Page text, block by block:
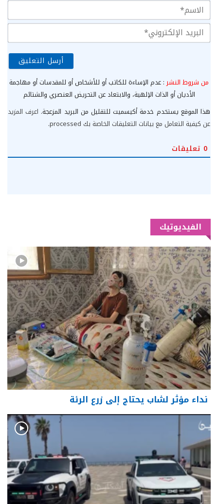
من شروط النشر : عدم الإساءة للكاتب أو للأشخاص أو للمقدسات أو مهاجمة
الأديان أو الذات الإلهية، والابتعاد عن التحريض العنصري والشتائم
هذا الموقع يستخدم خدمة أكيسميت للتقليل من البريد المزعجة. اعرف المزيد
عن كيفية التعامل مع بيانات التعليقات الخاصة بك processed
.
0 تعليقات
الفيديوتيك
نداء مؤثر لشاب يحتاج إلى زرع الرئة